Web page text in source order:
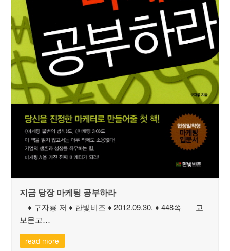
지금 당장 마케팅 공부하라
♦ 구자룡 저 ♦ 한빛비즈 ♦ 2012.09.30. ♦ 448쪽 교
보문고…
read more